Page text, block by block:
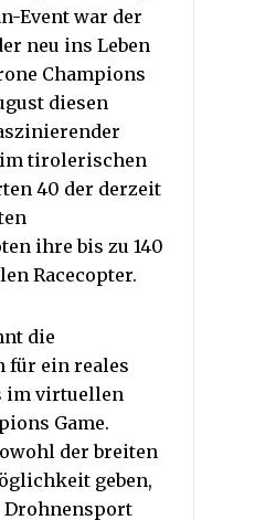
Event war der
neu ins Leben
Champions
diesen
tirolerischen
40 der derzeit
ihre bis zu 140
Racecopter.
die
für ein reales
im virtuellen
Game.
der breiten
geben,
Drohnensport